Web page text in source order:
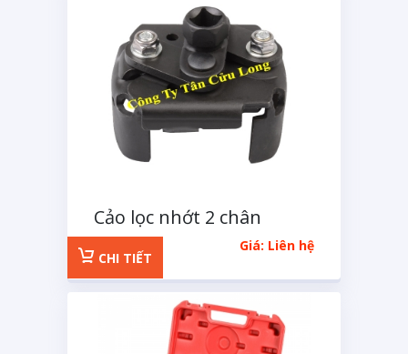
Cảo lọc nhớt 2 chân
MACOH
Giá: Liên hệ
CHI TIẾT